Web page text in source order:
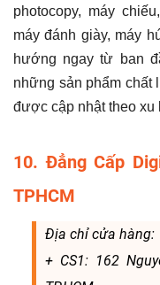
photocopy, máy
máy đánh giày, máy
hướng ngay từ ban
những sản phẩm chất
được cập nhật theo xu
10. Đẳng Cấp
TPHCM
Địa chỉ cửa hàng:
+ CS1: 162